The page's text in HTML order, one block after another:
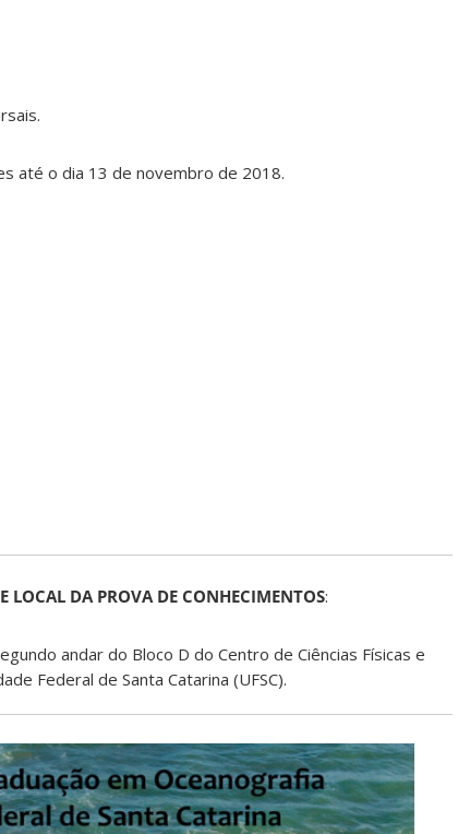
até o dia 13 de novembro de 2018.
LOCAL DA PROVA DE CONHECIMENTOS:
andar do Bloco D do Centro de Ciências Físicas e
Federal de Santa Catarina (UFSC).